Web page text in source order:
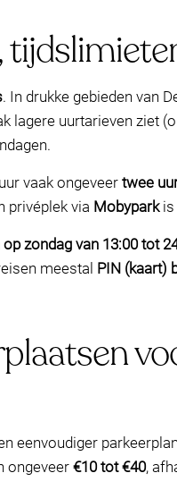
. In drukke gebieden van
lagere uurtarieven ziet
vaak ongeveer twee
privéplek via Mobyparkis
zondag van 13:00 tot
meestal PIN (kaart)
eenvoudiger
ongeveer €10 tot €40,